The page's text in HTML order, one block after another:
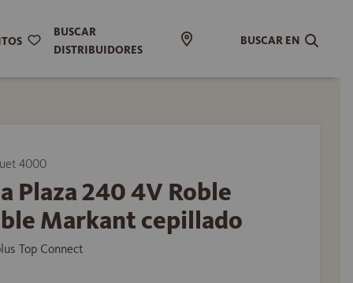
BUSCAR
DISTRIBUIDORES
BUSCAR EN
4000
Plaza 240 4V Roble
Markant cepillado
Top Connect